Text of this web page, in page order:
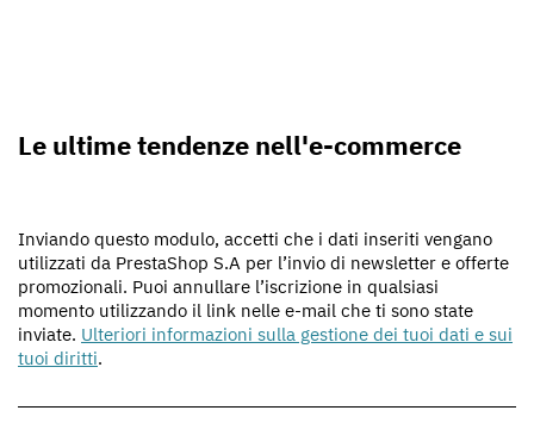
Le ultime tendenze nell'e-commerce
Inviando questo modulo, accetti che i dati inseriti vengano
utilizzati da PrestaShop S.A per l’invio di newsletter e offerte
promozionali. Puoi annullare l’iscrizione in qualsiasi
momento utilizzando il link nelle e-mail che ti sono state
inviate. Ulteriori informazioni sulla gestione dei tuoi dati e sui
tuoi diritti.